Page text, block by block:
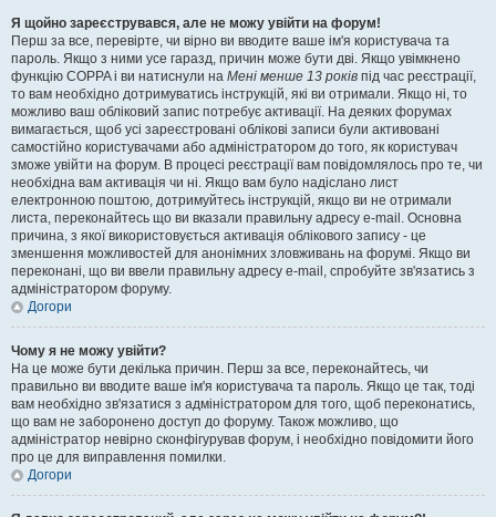
Я щойно зареєструвався, але не можу увійти на форум!
Перш за все, перевірте, чи вірно ви вводите ваше ім'я користувача та
пароль. Якщо з ними усе гаразд, причин може бути дві. Якщо увімкнено
функцію COPPA і ви натиснули на Мені менше 13 років під час реєстрації,
то вам необхідно дотримуватись інструкцій, які ви отримали. Якщо ні, то
можливо ваш обліковий запис потребує активації. На деяких форумах
вимагається, щоб усі зареєстровані облікові записи були активовані
самостійно користувачами або адміністратором до того, як користувач
зможе увійти на форум. В процесі реєстрації вам повідомлялось про те, чи
необхідна вам активація чи ні. Якщо вам було надіслано лист
електронною поштою, дотримуйтесь інструкцій, якщо ви не отримали
листа, переконайтесь що ви вказали правильну адресу e-mail. Основна
причина, з якої використовується активація облікового запису - це
зменшення можливостей для анонімних зловживань на форумі. Якщо ви
переконані, що ви ввели правильну адресу e-mail, спробуйте зв'язатись з
адміністратором форуму.
Догори
Чому я не можу увійти?
На це може бути декілька причин. Перш за все, переконайтесь, чи
правильно ви вводите ваше ім'я користувача та пароль. Якщо це так, тоді
вам необхідно зв'язатися з адміністратором для того, щоб переконатись,
що вам не заборонено доступ до форуму. Також можливо, що
адміністратор невірно сконфігурував форум, і необхідно повідомити його
про це для виправлення помилки.
Догори